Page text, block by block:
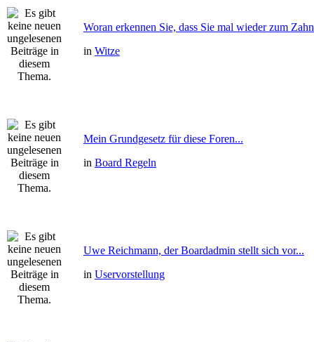
Woran erkennen Sie, dass Sie mal wieder zum
in Witze
Mein Grundgesetz für diese Foren...
in Board Regeln
Uwe Reichmann, der Boardadmin stellt sich vor...
in Uservorstellung